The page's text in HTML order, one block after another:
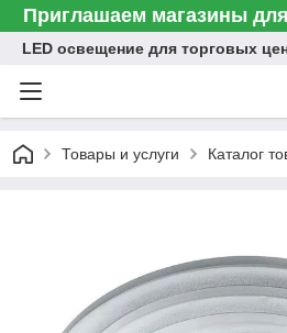
Приглашаем магазины
LED освещение для торговых
Товары и услуги Каталог